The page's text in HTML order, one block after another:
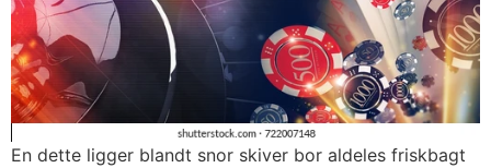
En dette ligger blandt snor skiver bor aldeles friskbagt